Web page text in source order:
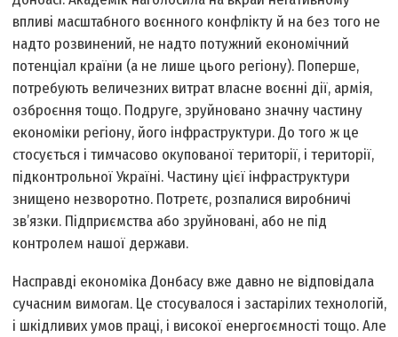
впливі масштабного воєнного конфлікту й на без того не
надто розвинений, не надто потужний економічний
потенціал країни (а не лише цього регіону). По­перше,
потребують величезних витрат власне воєнні дії, армія,
озброєння тощо. По­друге, зруйновано значну частину
економіки регіону, його інфраструктури. До того ж це
стосується і тимчасово окупованої території, і території,
підконтрольної Україні. Частину цієї інфраструктури
знищено незворотно. По­третє, розпалися виробничі
зв’язки. Підприємства або зруйновані, або не під
контролем нашої держави.
Насправді економіка Донбасу вже давно не відповідала
сучасним вимогам. Це стосувалося і застарілих технологій,
і шкідливих умов праці, і високої енергоємності тощо. Але